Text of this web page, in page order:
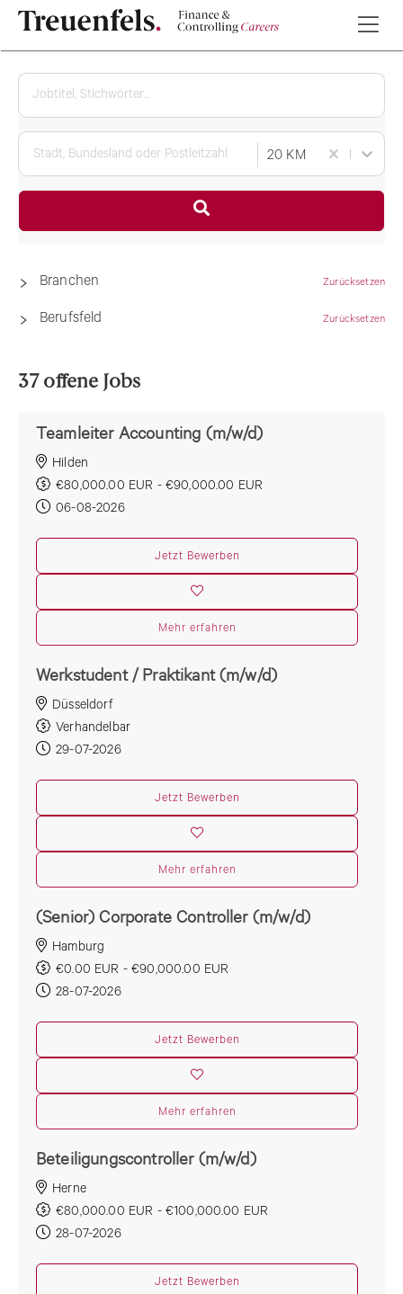
20 KM
Branchen Zurücksetzen
Berufsfeld Zurücksetzen
37 offene Jobs
Teamleiter Accounting (m/w/d)
Hilden
€80,000.00 EUR - €90,000.00 EUR
06-08-2026
Jetzt Bewerben
Mehr erfahren
Werkstudent / Praktikant (m/w/d)
Düsseldorf
Verhandelbar
29-07-2026
Jetzt Bewerben
Mehr erfahren
(Senior) Corporate Controller (m/w/d)
Hamburg
€0.00 EUR - €90,000.00 EUR
28-07-2026
Jetzt Bewerben
Mehr erfahren
Beteiligungscontroller (m/w/d)
Herne
€80,000.00 EUR - €100,000.00 EUR
28-07-2026
Jetzt Bewerben